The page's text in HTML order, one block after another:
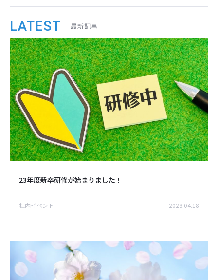
LATEST 最新記事
23年度新卒研修が始まりました！
社内イベント 2023.04.18